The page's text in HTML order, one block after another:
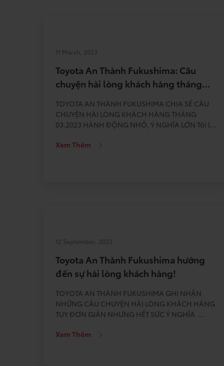
11 March, 2023
Toyota An Thành Fukushima: Câu
chuyện hài lòng khách hàng tháng
TOYOTA AN THÀNH FUKUSHIMA CHIA SẺ CÂU
CHUYỆN HÀI LÒNG KHÁCH HÀNG THÁNG
03.2023 HÀNH ĐỘNG NHỎ, Ý NGHĨA LỚN Tôi là
Fukushima – TAF, tôi gắn bó với công việc này đã
Xem Thêm
12 September, 2022
Toyota An Thành Fukushima hướng
đến sự hài lòng khách hàng!
TOYOTA AN THÀNH FUKUSHIMA GHI NHẬN
NHỮNG CÂU CHUYỆN HÀI LÒNG KHÁCH HÀNG
TUY ĐƠN GIẢN NHƯNG HẾT SỨC Ý NGHĨA
ở một nơi có thể gọi là vùng ven của thành phố.
Xem Thêm